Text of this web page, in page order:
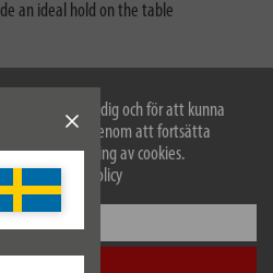
optimalt för dig och för att kunna
vi cookies. Genom att fortsätta
vår användning av cookies.
vår sekretesspolicy
an ideal hold on the table